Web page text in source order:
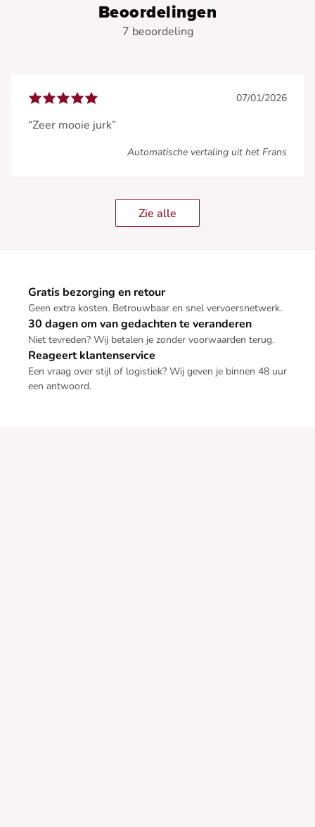
Beoordelingen
7 beoordeling
07/01/2026
“Zeer mooie jurk”
Automatische vertaling uit het Frans
Zie alle
Gratis bezorging en retour
Geen extra kosten. Betrouwbaar en snel vervoersnetwerk.
30 dagen om van gedachten te veranderen
Niet tevreden? Wij betalen je zonder voorwaarden terug.
Reageert klantenservice
Een vraag over stijl of logistiek? Wij geven je binnen 48 uur
een antwoord.